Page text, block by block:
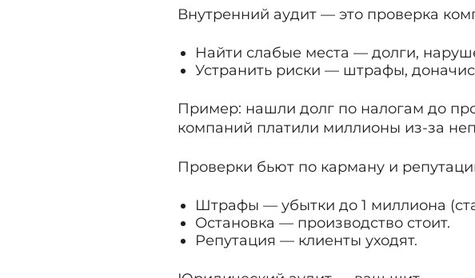
Внутренний аудит — это проверка
Найти слабые места — долги,
Устранить риски — штрафы,
Пример: нашли долг по налогам до
компаний платили миллионы из-за
Проверки бьют по карману и
Штрафы — убытки до 1 миллиона
Остановка — производство стоит.
Репутация — клиенты уходят.